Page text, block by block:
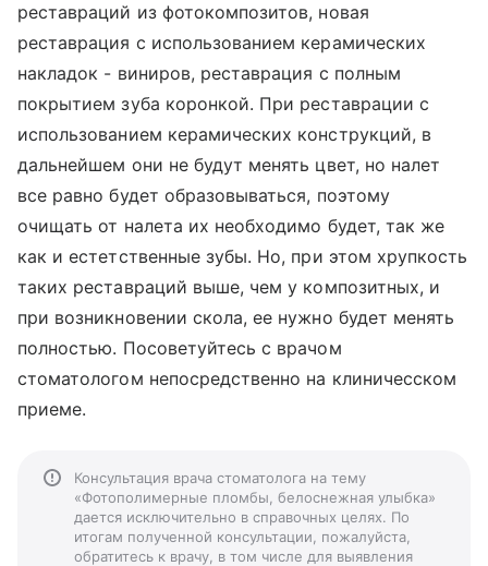
реставраций из фотокомпозитов, новая
реставрация с использованием керамических
накладок - виниров, реставрация с полным
покрытием зуба коронкой. При реставрации с
использованием керамических конструкций, в
дальнейшем они не будут менять цвет, но налет
все равно будет образовываться, поэтому
очищать от налета их необходимо будет, так же
как и естетственные зубы. Но, при этом хрупкость
таких реставраций выше, чем у композитных, и
при возникновении скола, ее нужно будет менять
полностью. Посоветуйтесь с врачом
стоматологом непосредственно на клиничесском
приеме.
Консультация врача стоматолога на тему
«Фотополимерные пломбы, белоснежная улыбка»
дается исключительно в справочных целях. По
итогам полученной консультации, пожалуйста,
обратитесь к врачу, в том числе для выявления